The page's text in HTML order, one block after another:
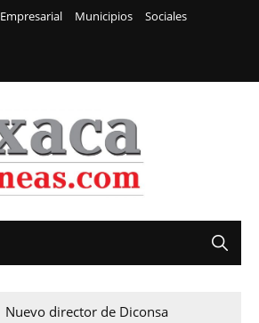
Empresarial Municipios
Sociales
Nuevo director de Diconsa